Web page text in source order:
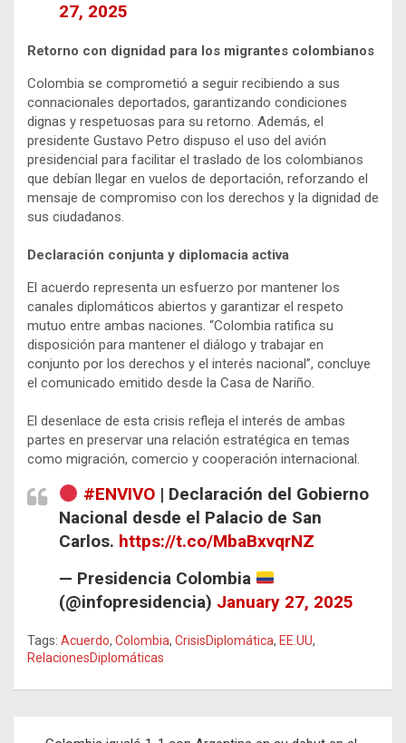
27, 2025
Retorno con dignidad para los migrantes colombianos
Colombia se comprometió a seguir recibiendo a sus
connacionales deportados, garantizando condiciones
dignas y respetuosas para su retorno. Además, el
presidente Gustavo Petro dispuso el uso del avión
presidencial para facilitar el traslado de los colombianos
que debían llegar en vuelos de deportación, reforzando el
mensaje de compromiso con los derechos y la dignidad de
sus ciudadanos.
Declaración conjunta y diplomacia activa
El acuerdo representa un esfuerzo por mantener los
canales diplomáticos abiertos y garantizar el respeto
mutuo entre ambas naciones. “Colombia ratifica su
disposición para mantener el diálogo y trabajar en
conjunto por los derechos y el interés nacional”, concluye
el comunicado emitido desde la Casa de Nariño.
El desenlace de esta crisis refleja el interés de ambas
partes en preservar una relación estratégica en temas
como migración, comercio y cooperación internacional.
#ENVIVO| Declaración del Gobierno
Nacional desde el Palacio de San
Carlos. https://t.co/MbaBxvqrNZ
— Presidencia Colombia
(@infopresidencia) January 27, 2025
Tags: Acuerdo, Colombia, CrisisDiplomática, EE.UU,
RelacionesDiplomáticas